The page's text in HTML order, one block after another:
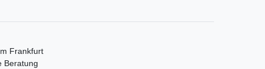
Frankfurt
Beratung